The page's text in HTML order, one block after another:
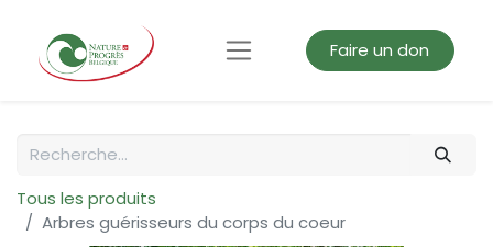
Faire un don
Tous les produits
Arbres guérisseurs du corps du coeur